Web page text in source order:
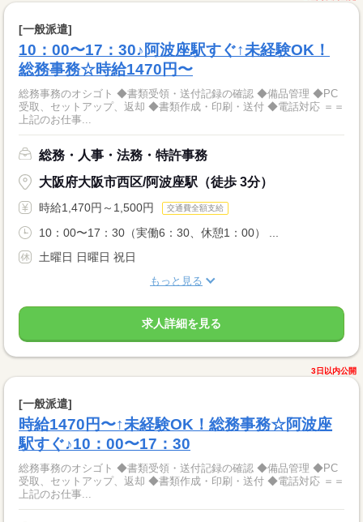
[一般派遣]
10：00〜17：30♪阿波座駅すぐ↑未経験OK！
総務事務☆時給1470円〜
総務事務のオシゴト ◆書類受領・送付記録の確認 ◆備品管理 ◆PC
受取、セットアップ、返却 ◆書類作成・印刷・送付 ◆電話対応 ＝＝
上記のお仕事...
総務・人事・法務・特許事務
大阪府大阪市西区/阿波座駅（徒歩 3分）
時給1,470円～1,500円 交通費全額支給
10：00〜17：30（実働6：30、休憩1：00） ...
土曜日 日曜日 祝日
もっと見る
求人詳細を見る
3日以内公開
[一般派遣]
時給1470円〜↑未経験OK！総務事務☆阿波座
駅すぐ♪10：00〜17：30
総務事務のオシゴト ◆書類受領・送付記録の確認 ◆備品管理 ◆PC
受取、セットアップ、返却 ◆書類作成・印刷・送付 ◆電話対応 ＝＝
上記のお仕事...